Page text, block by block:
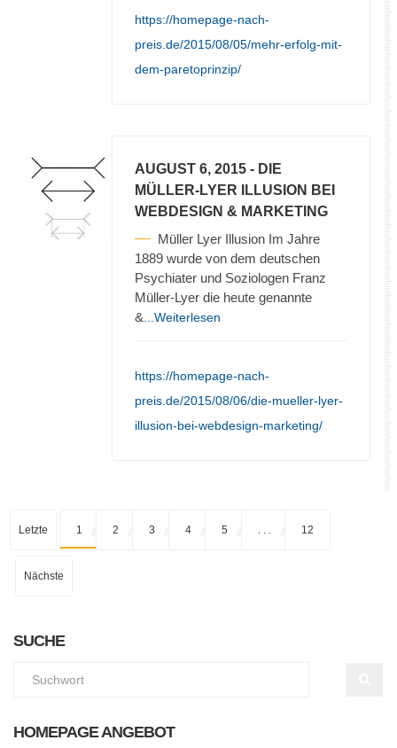
https://homepage-nach-
preis.de/2015/08/05/mehr-erfolg-mit-
dem-paretoprinzip/
AUGUST 6, 2015 - DIE
MÜLLER-LYER ILLUSION BEI
WEBDESIGN & MARKETING
Müller Lyer Illusion Im Jahre
1889 wurde von dem deutschen
Psychiater und Soziologen Franz
Müller-Lyer die heute genannte
& ...Weiterlesen
https://homepage-nach-
preis.de/2015/08/06/die-mueller-lyer-
illusion-bei-webdesign-marketing/
Letzte 1 2 3 4 5 12
Nächste
SUCHE
HOMEPAGE ANGEBOT